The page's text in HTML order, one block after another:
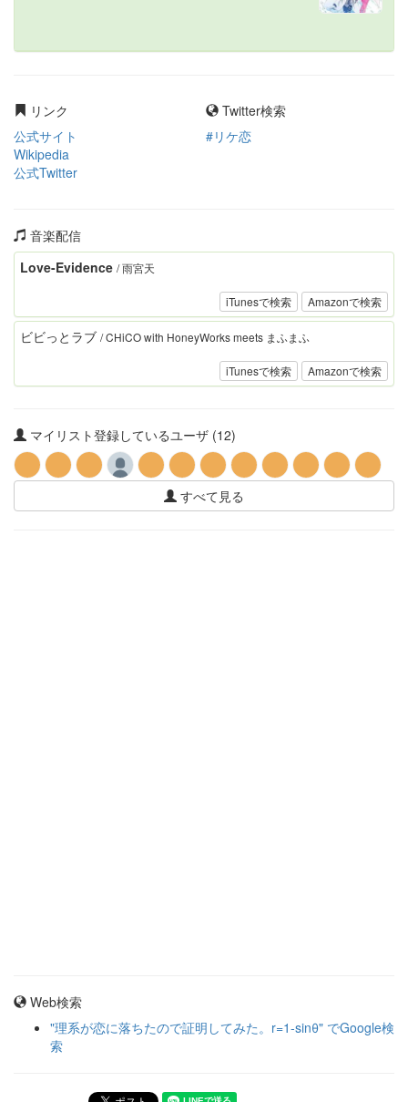
リンク
公式サイト
Wikipedia
公式Twitter
Twitter検索
#リケ恋
音楽配信
iTunesで検索 Amazonで検索
Love-Evidence / 雨宮天
iTunesで検索 Amazonで検索
ビビっとラブ / CHiCO with HoneyWorks meets まふまふ
マイリスト登録しているユーザ (12)
すべて見る
Web検索
"理系が恋に落ちたので証明してみた。r=1-sinθ" でGoogle検
索